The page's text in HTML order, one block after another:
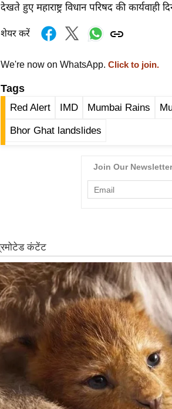
देखते हुए महाराष्ट्र विधान परिषद की
शेयर करें
We're now on WhatsApp. Click to join.
Tags
Red Alert IMD Mumbai Rains
Bhor Ghat landslides